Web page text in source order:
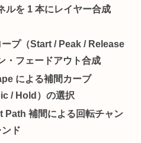
ルを 1 本にレイヤー合成
プ（Start / Peak / Release
・フェードアウト合成
による補間カーブ
/ Hold）の選択
補間による回転チャン
ド